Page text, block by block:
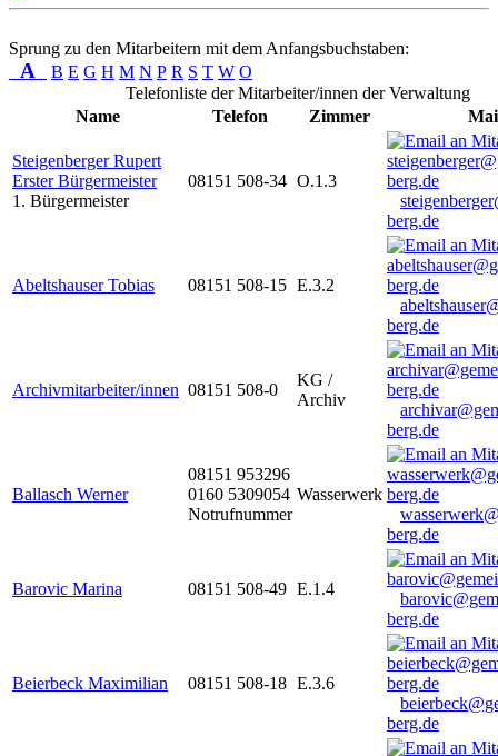
Sprung zu den Mitarbeitern mit dem Anfangsbuchstaben:
A B E G H M N P R S T W O
Telefonliste der Mitarbeiter/innen der Verwaltung
Name
Telefon Zimmer
Steigenberger Rupert
Erster Bürgermeister
1. Bürgermeister
08151 508-34 O.1.3
berg.de
Abeltshauser Tobias 08151 508-15 E.3.2
berg.de
Archivmitarbeiter/innen 08151 508-0
KG /
Archiv
berg.de
Ballasch Werner
08151 953296
0160 5309054
Notrufnummer
Wasserwerk
berg.de
Barovic Marina 08151 508-49 E.1.4
berg.de
Beierbeck Maximilian 08151 508-18 E.3.6
berg.de